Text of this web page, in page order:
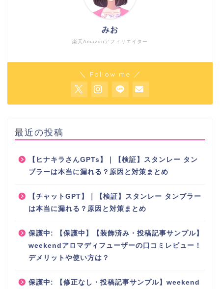
楽天Amazonアフィリエイター
みお
＼ Follow me ／
最近の投稿
【ヒナキラさんGPTs】｜【検証】スタンレー タン
ブラーは本当に漏れる？原因と対策まとめ
【チャットGPT】｜【検証】スタンレー タンブラー
は本当に漏れる？原因と対策まとめ
保護中: 【保護中】【装飾済み・投稿記事サンプル】
weekendアロマディフューザーの口コミレビュー！
デメリットや使い方は？
保護中: 【修正なし・投稿記事サンプル】weekend
ィリエイト教材